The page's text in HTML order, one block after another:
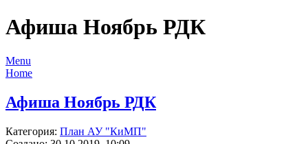
Афиша Ноябрь РДК
Menu
Home
Афиша Ноябрь РДК
Категория: План АУ "КиМП"